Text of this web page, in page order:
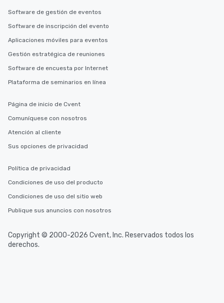
Software de gestión de eventos
Software de inscripción del evento
Aplicaciones móviles para eventos
Gestión estratégica de reuniones
Software de encuesta por Internet
Plataforma de seminarios en línea
Página de inicio de Cvent
Comuníquese con nosotros
Atención al cliente
Sus opciones de privacidad
Política de privacidad
Condiciones de uso del producto
Condiciones de uso del sitio web
Publique sus anuncios con nosotros
Copyright © 2000-2026 Cvent, Inc. Reservados todos los
derechos.